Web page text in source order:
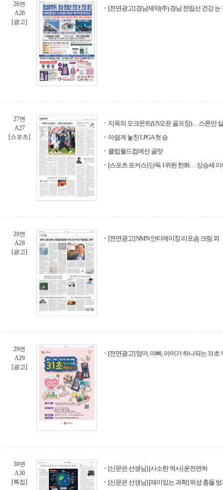
26면
A26
[광고]
[전면광고] 경남제약(주) 경남 전립선 건강 눈
27면
A27
[스포츠]
지옥의 오크몬트(US오픈 골프장)… 스폰만
아쉽게 놓친 LPGA 첫 승
클럽월드컵에선 골맛
[스포츠 포커스] 단독 1위된 한화… 상승세
28면
A28
[광고]
[전면광고] NMN 안티에이징 리포솜 크림 외
29면
A29
[광고]
[전면광고] 엄마, 아빠, 아이가 하나되는 31초
30면
A30
[특집]
[신문은 선생님] [사소한 역사] 운전면허
[신문은 선생님] [재미있는 과학] 위성 충돌